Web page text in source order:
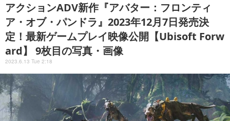
アクションADV新作『アバター：フロンティ
ア・オブ・パンドラ』2023年12月7日発売決
定！最新ゲームプレイ映像公開【Ubisoft Forw
ard】 9枚目の写真・画像
2023.6.13 Tue 2:18